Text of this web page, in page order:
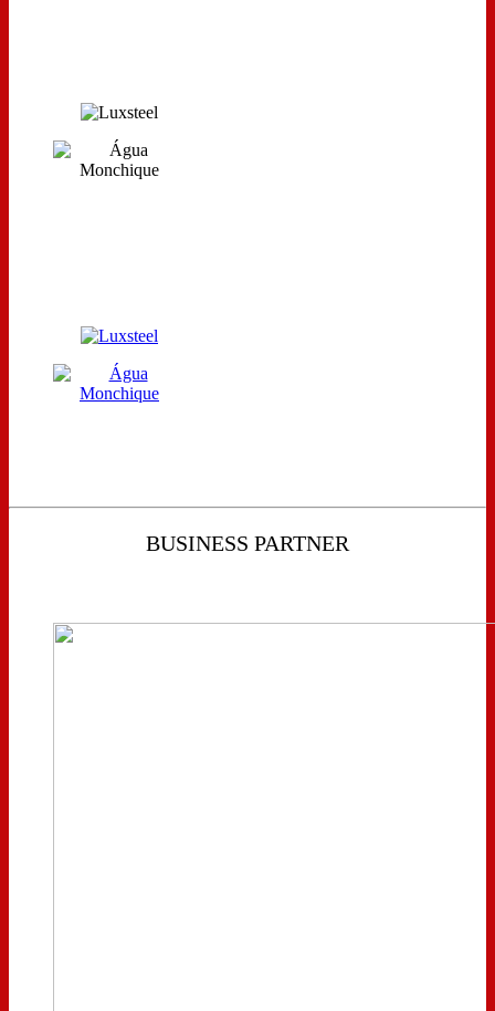
BUSINESS PARTNER